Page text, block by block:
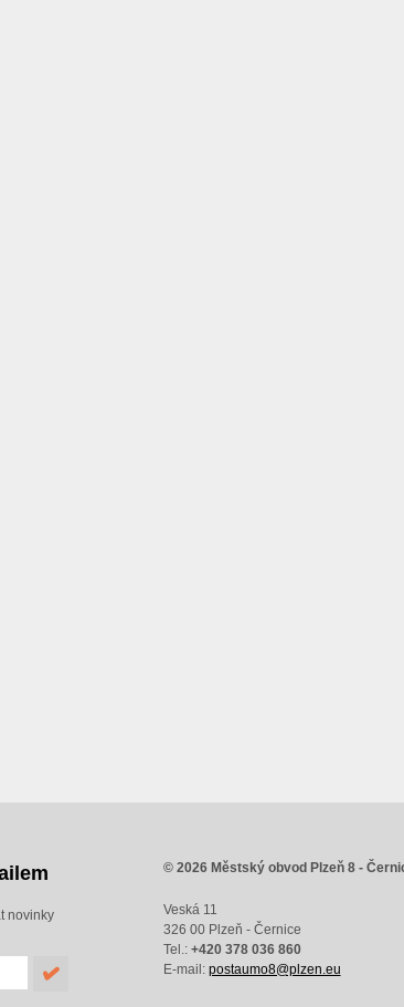
novinky
© 2026 Městský obvod Plzeň 8 -
Veská 11
326 00 Plzeň - Černice
Tel.: +420 378 036 860
E-mail: postaumo8@plzen.eu